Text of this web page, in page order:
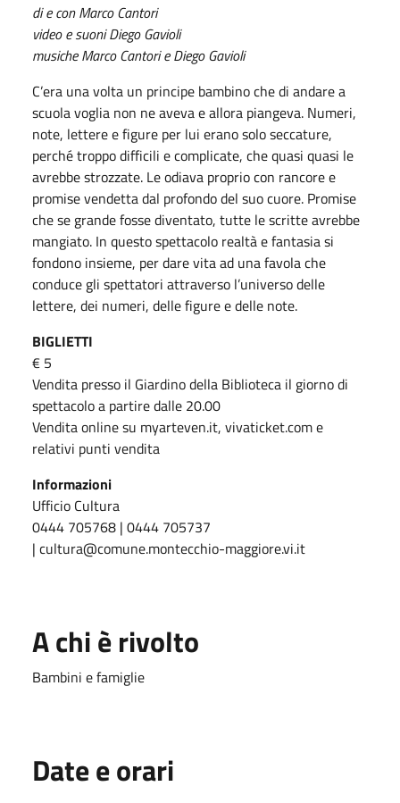
di e con Marco Cantori
video e suoni Diego Gavioli
musiche Marco Cantori e Diego Gavioli
C’era una volta un principe bambino che di andare a
scuola voglia non ne aveva e allora piangeva. Numeri,
note, lettere e figure per lui erano solo seccature,
perché troppo difficili e complicate, che quasi quasi le
avrebbe strozzate. Le odiava proprio con rancore e
promise vendetta dal profondo del suo cuore. Promise
che se grande fosse diventato, tutte le scritte avrebbe
mangiato. In questo spettacolo realtà e fantasia si
fondono insieme, per dare vita ad una favola che
conduce gli spettatori attraverso l’universo delle
lettere, dei numeri, delle figure e delle note.
BIGLIETTI
€ 5
Vendita presso il Giardino della Biblioteca il giorno di
spettacolo a partire dalle 20.00
Vendita online su myarteven.it, vivaticket.com e
relativi punti vendita
Informazioni
Ufficio Cultura
0444 705768 | 0444 705737
| cultura@comune.montecchio-maggiore.vi.it
A chi è rivolto
Bambini e famiglie
Date e orari